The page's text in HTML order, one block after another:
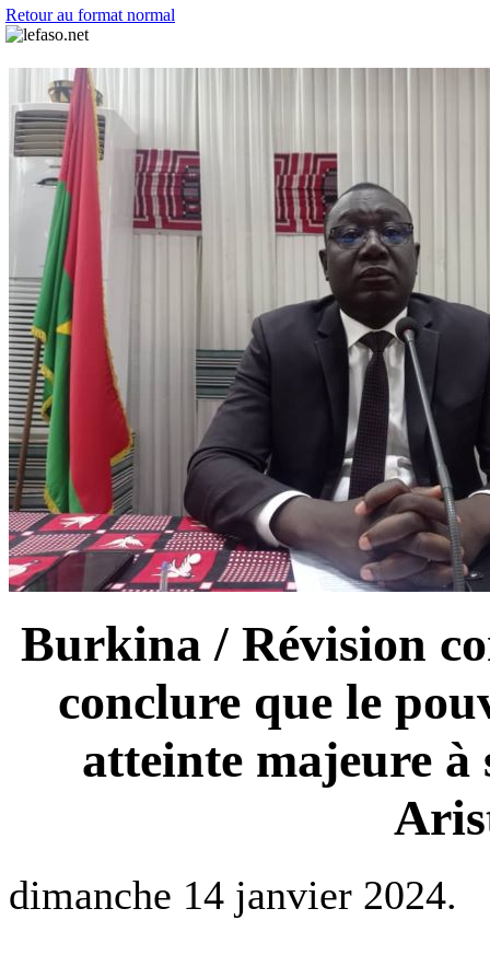
Retour au format normal
Burkina / Révision
conclure que le
atteinte majeure à
dimanche 14 janvier 2024.